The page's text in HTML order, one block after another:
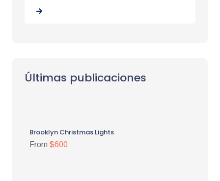
Últimas publicaciones
Brooklyn Christmas Lights
From $600